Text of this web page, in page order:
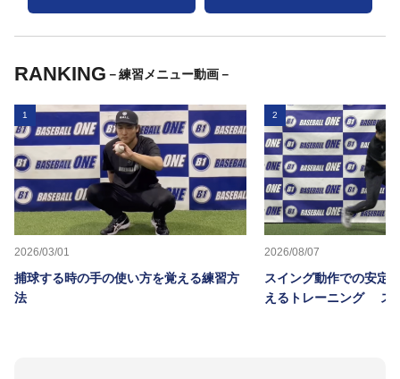
RANKING －練習メニュー動画－
1
2026/03/01
捕球する時の手の使い方を覚える練習方
法
2
2026/08/07
スイング動作での安定
えるトレーニング ス